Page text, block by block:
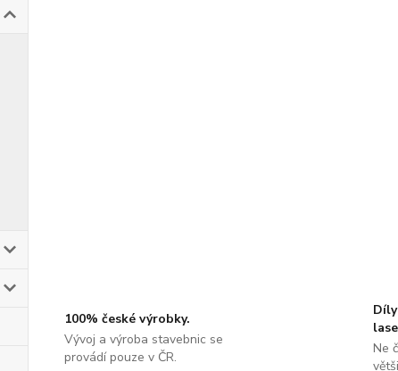
100% české výrobky.
Vývoj a výroba stavebnic se
provádí pouze v ČR.
Ne